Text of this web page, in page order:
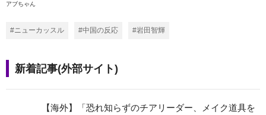
アブちゃん
#ニューカッスル #中国の反応 #岩田智輝
新着記事(外部サイト)
【海外】「恐れ知らずのチアリーダー、メイク道具を